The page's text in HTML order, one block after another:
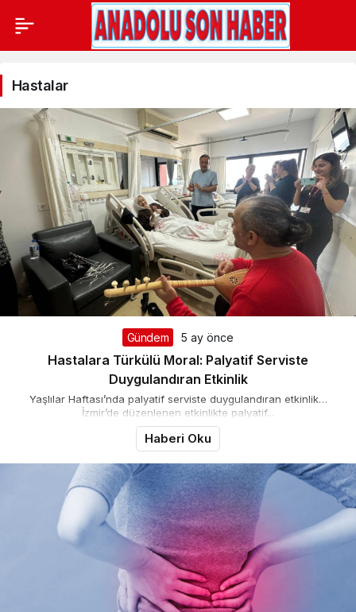
Hastalar
Gündem 5 ay önce
Hastalara Türkülü Moral: Palyatif Serviste
Duygulandıran Etkinlik
Yaşlılar Haftası’nda palyatif serviste duygulandıran etkinlik…
İzmir’de düzenlenen etkinlikte palyatif...
Haberi Oku